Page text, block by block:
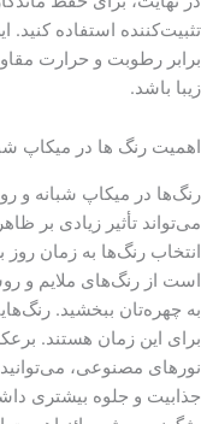
تثبیت‌کننده استفاده
برابر رطوبت و حرارت
زیبا باشد.
اهمیت رنگ ها در میکاپ
رنگ‌ها در میکاپ شبانه و
می‌تواند تأثیر زیادی بر
انتخاب رنگ‌ها به زمان روز
است از رنگ‌های ملایم و
به چهره‌تان ببخشید.
برای این زمان هستند.
نورهای مصنوعی،
جذابیت و جلوه بیشتری